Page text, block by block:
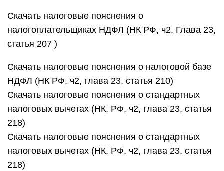
Скачать налоговые пояснения о
налогоплательщиках НДФЛ (НК РФ, ч2, Глава 23,
статья 207 )
Скачать налоговые пояснения о налоговой базе
НДФЛ (НК РФ, ч2, глава 23, статья 210)
Скачать налоговые пояснения о стандартных
налоговых вычетах (НК, РФ, ч2, глава 23, статья
218)
Скачать налоговые пояснения о стандартных
налоговых вычетах (НК, РФ, ч2, глава 23, статья
218)